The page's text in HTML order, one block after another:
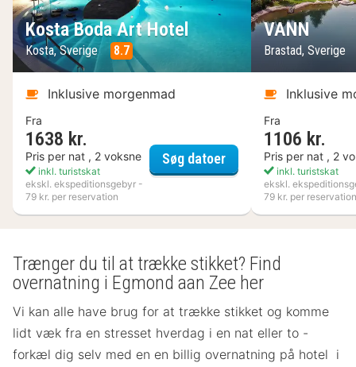
Kosta Boda Art Hotel
Kosta, Sverige 8.7
Inklusive morgenmad
Fra
1638 kr.
Pris per nat , 2 voksne
inkl. turistskat
ekskl. ekspeditionsgebyr -
79 kr. per reservation
Søg datoerKosta Boda Art Hotel
VANN
Brastad, Sverige
Inklusive
Fra
1106 kr.
Pris per nat , 2
inkl. turistskat
ekskl.
79 kr. per reservation
Trænger du til at trække stikket? Find
overnatning i Egmond aan Zee her
Vi kan alle have brug for at trække stikket og komme
lidt væk fra en stresset hverdag i en nat eller to -
forkæl dig selv med en en billig overnatning på hotel i